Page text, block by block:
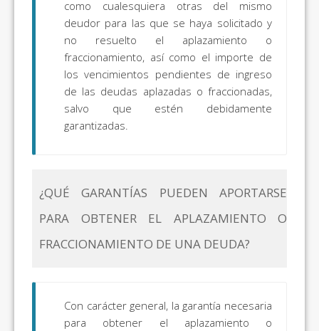
como cualesquiera otras del mismo
deudor para las que se haya solicitado y
no resuelto el aplazamiento o
fraccionamiento, así como el importe de
los vencimientos pendientes de ingreso
de las deudas aplazadas o fraccionadas,
salvo que estén debidamente
garantizadas.
¿QUÉ GARANTÍAS PUEDEN APORTARSE
PARA OBTENER EL APLAZAMIENTO O
FRACCIONAMIENTO DE UNA DEUDA?
Con carácter general, la garantía necesaria
para obtener el aplazamiento o